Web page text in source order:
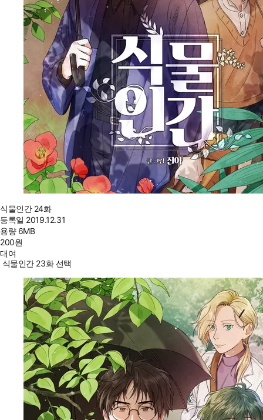
식물인간 24화
등록일 2019.12.31
용량 6MB
200원
대여
식물인간 23화 선택